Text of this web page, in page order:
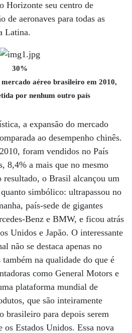
Horizonte seu centro de
de aeronaves para todas as
Latina.
30%
aéreo brasileiro em 2010,
por nenhum outro país
a expansão do mercado
ao desempenho chinês.
foram vendidos no País
8,4% a mais que no mesmo
resultado, o Brasil alcançou um
simbólico: ultrapassou no
país-sede de gigantes
Benz e BMW, e ficou atrás
Unidos e Japão. O interessante
não se destaca apenas no
na qualidade do que é
como General Motors e
plataforma mundial de
que são inteiramente
brasileiro para depois serem
os Estados Unidos. Essa nova